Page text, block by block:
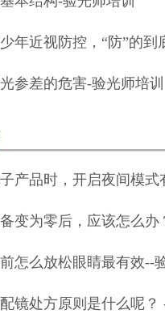
年近视防控，“防”的到
参差的危害-验光师培训
产品时，开启夜间模式
变为零后，应该怎么办
怎么放松眼睛最有效--
镜处方原则是什么呢？